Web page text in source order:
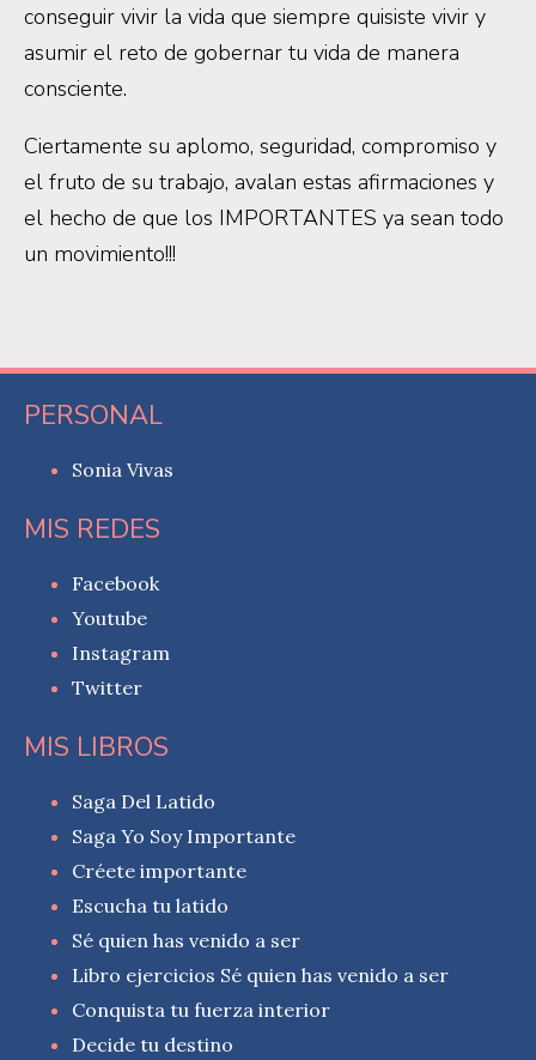
conseguir vivir la vida que siempre quisiste vivir y
asumir el reto de gobernar tu vida de manera
consciente.
Ciertamente su aplomo, seguridad, compromiso y
el fruto de su trabajo, avalan estas afirmaciones y
el hecho de que los IMPORTANTES ya sean todo
un movimiento!!!
PERSONAL
Sonia Vivas
MIS REDES
Facebook
Youtube
Instagram
Twitter
MIS LIBROS
Saga Del Latido
Saga Yo Soy Importante
Créete importante
Escucha tu latido
Sé quien has venido a ser
Libro ejercicios Sé quien has venido a ser
Conquista tu fuerza interior
Decide tu destino